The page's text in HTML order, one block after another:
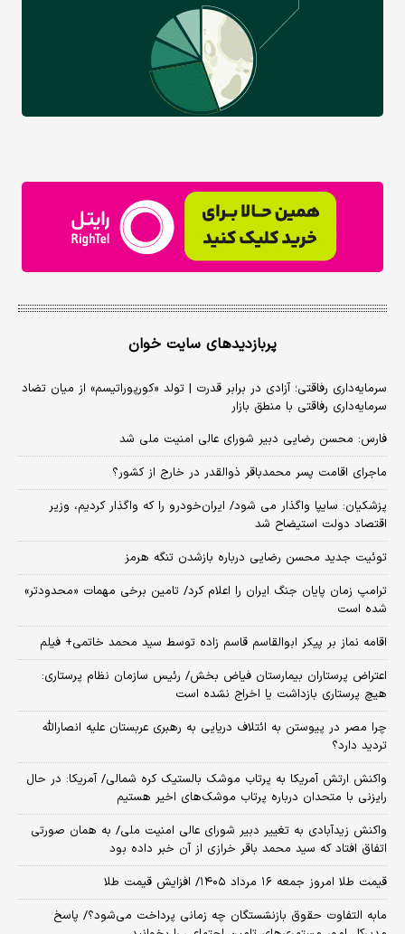
پربازدیدهای سایت خوان
سرمایه‌داری رفاقتی؛ آزادی در برابر قدرت | تولد «کورپوراتیسم» از میان تضاد
سرمایه‌داری رفاقتی با منطق بازار
فارس: محسن رضایی دبیر شورای عالی امنیت ملی شد
ماجرای اقامت پسر محمدباقر ذوالقدر در خارج از کشور؟
پزشکیان: سایپا واگذار می شود/ ایران‌خودرو را که واگذار کردیم، وزیر
اقتصاد دولت استیضاح شد
توئیت جدید محسن رضایی درباره بازشدن تنگه هرمز
ترامپ زمان پایان جنگ ایران را اعلام کرد/ تامین برخی مهمات «محدودتر»
شده است
اقامه نماز بر پیکر ابوالقاسم قاسم زاده توسط سید محمد خاتمی+ فیلم
اعتراض پرستاران بیمارستان فیاض بخش/ رئیس سازمان نظام پرستاری:
هیچ پرستاری بازداشت یا اخراج نشده است
چرا مصر در پیوستن به ائتلاف دریایی به رهبری عربستان علیه انصارالله
تردید دارد؟
واکنش ارتش آمریکا به پرتاب موشک بالستیک کره شمالی/ آمریکا: در حال
رایزنی با متحدان درباره پرتاب موشک‌های اخیر هستیم
واکنش زیدآبادی به تغییر دبیر شورای عالی امنیت ملی/ به همان صورتی
اتفاق افتاد که سید محمد باقر خرازی از آن خبر داده بود
قیمت طلا امروز جمعه ۱۶ مرداد ۱۴۰۵/ افزایش قیمت طلا
مابه التفاوت حقوق بازنشستگان چه زمانی پرداخت می‌شود؟/ پاسخ